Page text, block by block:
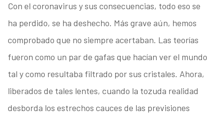
Con el coronavirus y sus consecuencias, todo eso se
ha perdido, se ha deshecho. Más grave aún, hemos
comprobado que no siempre acertaban. Las teorías
fueron como un par de gafas que hacían ver el mundo
tal y como resultaba filtrado por sus cristales. Ahora,
liberados de tales lentes, cuando la tozuda realidad
desborda los estrechos cauces de las previsiones